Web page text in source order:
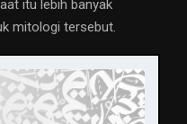
itu lebih banyak
mitologi tersebut.